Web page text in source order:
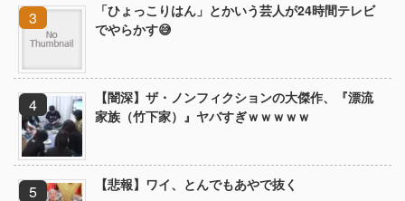
「ひょっこりはん」とかいう芸人が24時間テレビ
でやらかす😅
【闇深】ザ・ノンフィクションの大傑作、『漂流
家族（竹下家）』ヤバすぎｗｗｗｗｗ
【悲報】ワイ、とんでもあやで抜く